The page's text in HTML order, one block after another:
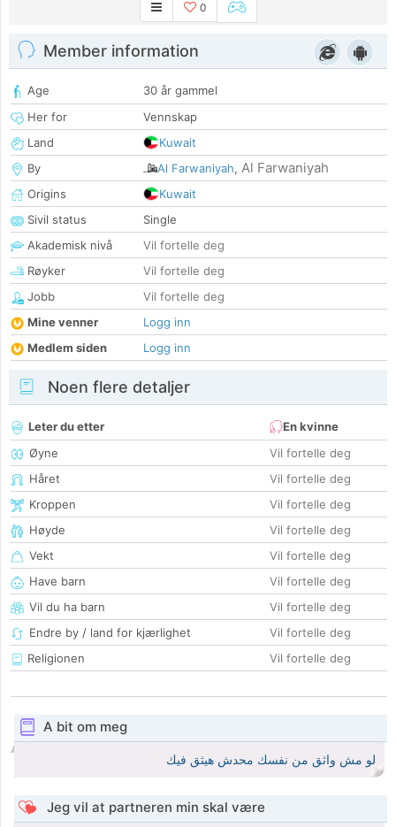
0
Member information
Age
30 år gammel
Her for
Vennskap
Land
Kuwait
By
Al Farwaniyah, Al Farwaniyah
Origins
Kuwait
Sivil status
Single
Akademisk nivå
Vil fortelle deg
Røyker
Vil fortelle deg
Jobb
Vil fortelle deg
Mine venner
Logg inn
Medlem siden
Logg inn
Noen flere detaljer
Leter du etter
En kvinne
Øyne
Vil fortelle deg
Håret
Vil fortelle deg
Kroppen
Vil fortelle deg
Høyde
Vil fortelle deg
Vekt
Vil fortelle deg
Have barn
Vil fortelle deg
Vil du ha barn
Vil fortelle deg
Endre by / land for kjærlighet
Vil fortelle deg
Religionen
Vil fortelle deg
A bit om meg
لو مش واثق من نفسك محدش هيثق فيك
Jeg vil at partneren min skal være